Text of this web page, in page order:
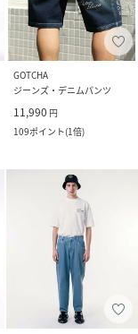
GOTCHA
ジーンズ・デニムパンツ
11,990 円
109ポイント(1倍)